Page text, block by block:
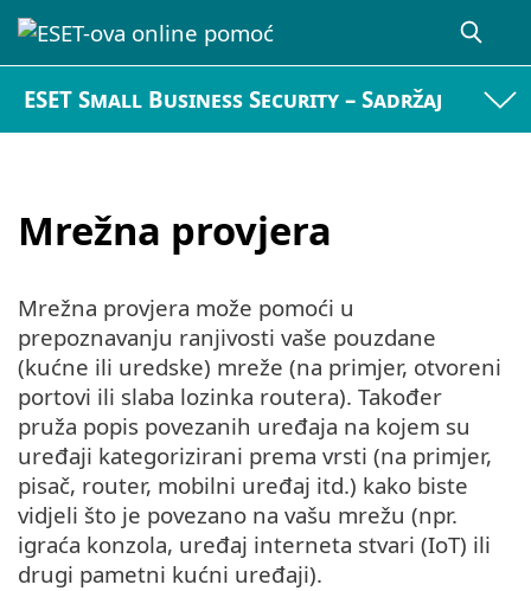
ESET Small Business Security – Sadržaj
Mrežna provjera
Mrežna provjera može pomoći u
prepoznavanju ranjivosti vaše pouzdane
(kućne ili uredske) mreže (na primjer, otvoreni
portovi ili slaba lozinka routera). Također
pruža popis povezanih uređaja na kojem su
uređaji kategorizirani prema vrsti (na primjer,
pisač, router, mobilni uređaj itd.) kako biste
vidjeli što je povezano na vašu mrežu (npr.
igraća konzola, uređaj interneta stvari (IoT) ili
drugi pametni kućni uređaji).